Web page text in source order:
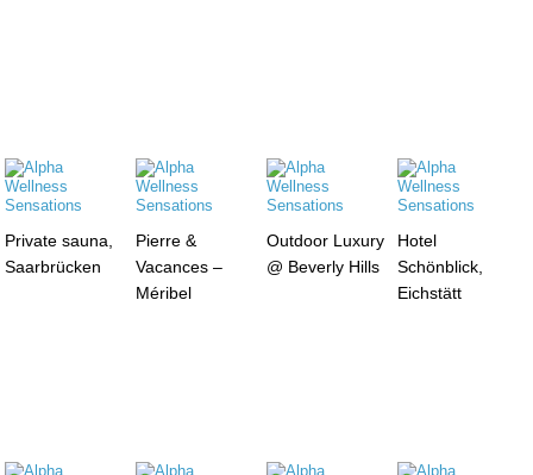
Private sauna,
Saarbrücken
Pierre &
Vacances –
Méribel
Outdoor Luxury
@ Beverly Hills
Hotel
Schönblick,
Eichstätt